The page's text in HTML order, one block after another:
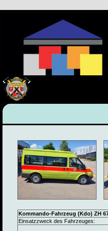
Kommando-Fahrzeug (Kdo) ZH
Einsatzzweck des Fahrzeuges: